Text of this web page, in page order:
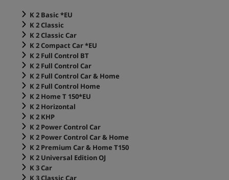
K 2 Basic *EU
K 2 Classic
K 2 Classic Car
K 2 Compact Car *EU
K 2 Full Control BT
K 2 Full Control Car
K 2 Full Control Car & Home
K 2 Full Control Home
K 2 Home T 150*EU
K 2 Horizontal
K 2 KHP
K 2 Power Control Car
K 2 Power Control Car & Home
K 2 Premium Car & Home T150
K 2 Universal Edition OJ
K 3 Car
K 3 Classic Car